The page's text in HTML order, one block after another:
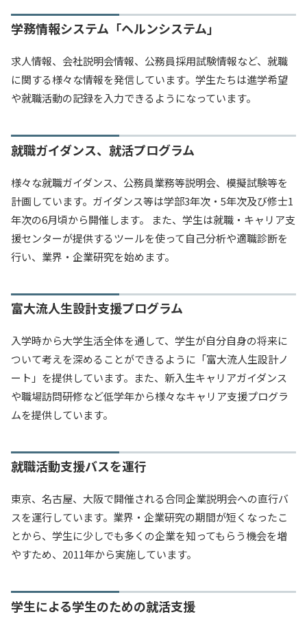
学務情報システム「ヘルンシステム」
求人情報、会社説明会情報、公務員採用試験情報など、就職
に関する様々な情報を発信しています。学生たちは進学希望
や就職活動の記録を入力できるようになっています。
就職ガイダンス、就活プログラム
様々な就職ガイダンス、公務員業務等説明会、模擬試験等を
計画しています。ガイダンス等は学部3年次・5年次及び修士1
年次の6月頃から開催します。 また、学生は就職・キャリア支
援センターが提供するツールを使って自己分析や適職診断を
行い、業界・企業研究を始めます。
富大流人生設計支援プログラム
入学時から大学生活全体を通して、学生が自分自身の将来に
ついて考えを深めることができるように「富大流人生設計ノ
ート」を提供しています。また、新入生キャリアガイダンス
や職場訪問研修など低学年から様々なキャリア支援プログラ
ムを提供しています。
就職活動支援バスを運行
東京、名古屋、大阪で開催される合同企業説明会への直行バ
スを運行しています。業界・企業研究の期間が短くなったこ
とから、学生に少しでも多くの企業を知ってもらう機会を増
やすため、2011年から実施しています。
学生による学生のための就活支援